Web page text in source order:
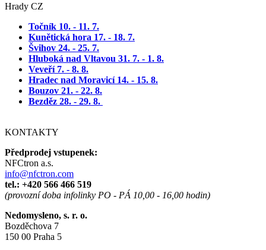
Hrady CZ
Točník 10. - 11. 7.
Kunětická hora 17. - 18. 7.
Švihov 24. - 25. 7.
Hluboká nad Vltavou 31. 7. - 1. 8.
Veveří 7. - 8. 8.
Hradec nad Moravicí 14. - 15. 8.
Bouzov 21. - 22. 8.
Bezděz 28. - 29. 8.
KONTAKTY
Předprodej vstupenek:
NFCtron a.s.
info@nfctron.com
tel.: +420 566 466 519
(provozní doba infolinky PO - PÁ 10,00 - 16,00 hodin)
Nedomysleno, s. r. o.
Bozděchova 7
150 00 Praha 5